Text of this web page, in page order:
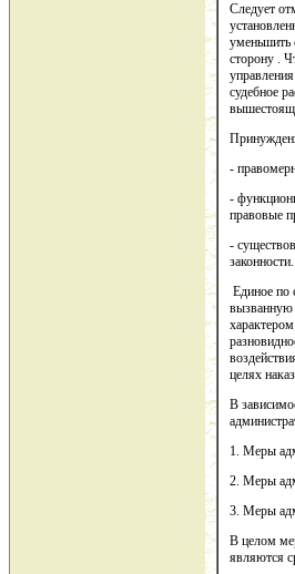
Следует
уменьшить
сторону .
судебное
-
-
правовые
-
законности.
Единое по
вызванную
целях
В
1. Меры
2. Меры
3. Меры
В целом
являются